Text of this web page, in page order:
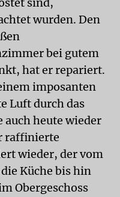
wurden. Den
bei gutem
hat er repariert.
imposanten
Luft durch das
auch heute wieder
raffinierte
wieder, der vom
Küche bis hin
Obergeschoss